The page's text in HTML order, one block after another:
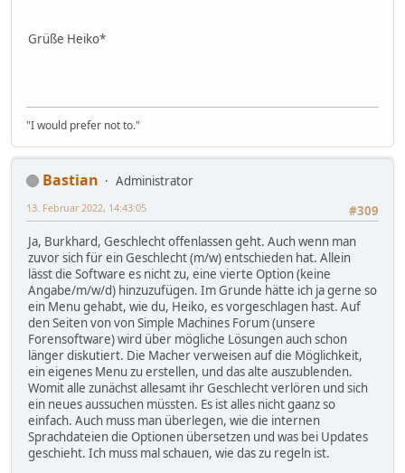
Grüße Heiko*
"I would prefer not to."
Bastian
Administrator
#309
13. Februar 2022, 14:43:05
Ja, Burkhard, Geschlecht offenlassen geht. Auch wenn man
zuvor sich für ein Geschlecht (m/w) entschieden hat. Allein
lässt die Software es nicht zu, eine vierte Option (keine
Angabe/m/w/d) hinzuzufügen. Im Grunde hätte ich ja gerne so
ein Menu gehabt, wie du, Heiko, es vorgeschlagen hast. Auf
den Seiten von von Simple Machines Forum (unsere
Forensoftware) wird über mögliche Lösungen auch schon
länger diskutiert. Die Macher verweisen auf die Möglichkeit,
ein eigenes Menu zu erstellen, und das alte auszublenden.
Womit alle zunächst allesamt ihr Geschlecht verlören und sich
ein neues aussuchen müssten. Es ist alles nicht gaanz so
einfach. Auch muss man überlegen, wie die internen
Sprachdateien die Optionen übersetzen und was bei Updates
geschieht. Ich muss mal schauen, wie das zu regeln ist.